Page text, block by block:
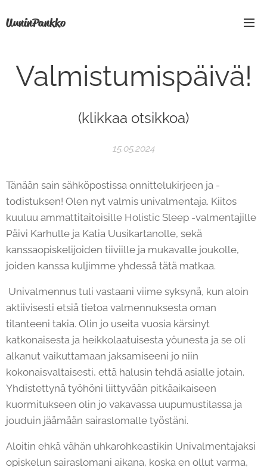
UuninPankko
Valmistumispäivä!
(klikkaa otsikkoa)
15.05.2024
Tänään sain sähköpostissa onnittelukirjeen ja -
todistuksen! Olen nyt valmis univalmentaja. Kiitos
kuuluu ammattitaitoisille Holistic Sleep -valmentajille
Päivi Karhulle ja Katia Uusikartanolle, sekä
kanssaopiskelijoiden tiiviille ja mukavalle joukolle,
joiden kanssa kuljimme yhdessä tätä matkaa.
Univalmennus tuli vastaani viime syksynä, kun aloin
aktiivisesti etsiä tietoa valmennuksesta oman
tilanteeni takia. Olin jo useita vuosia kärsinyt
katkonaisesta ja heikkolaatuisesta yöunesta ja se oli
alkanut vaikuttamaan jaksamiseeni jo niin
kokonaisvaltaisesti, että halusin tehdä asialle jotain.
Yhdistettynä työhöni liittyvään pitkäaikaiseen
kuormitukseen olin jo vakavassa uupumustilassa ja
jouduin jäämään sairaslomalle työstäni.
Aloitin ehkä vähän uhkarohkeastikin Univalmentajaksi
opiskelun sairaslomani aikana, koska en ollut varma,